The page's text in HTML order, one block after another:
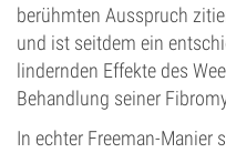
berühmten Ausspruch
und ist seitdem ein
lindernden Effekte des
Behandlung seiner
In echter Freeman-Manier